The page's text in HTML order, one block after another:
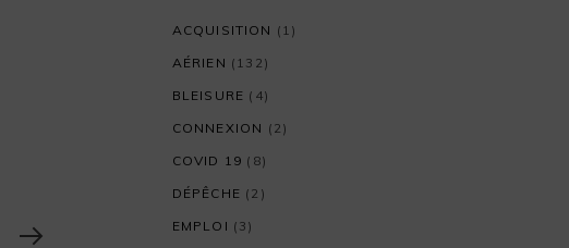
ACQUISITION (1)
AÉRIEN (132)
BLEISURE (4)
CONNEXION (2)
COVID 19 (8)
DÉPÊCHE (2)
EMPLOI (3)